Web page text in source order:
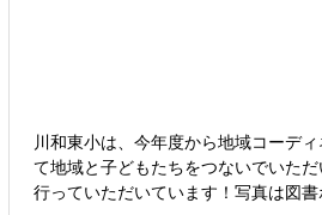
川和東小は、今年度から地域コーデ
て地域と子どもたちをつないでいた
行っていただいています！写真は図